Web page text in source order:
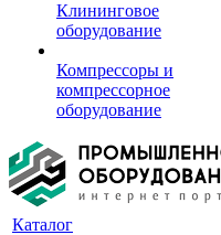
Клининговое
оборудование
Компрессоры и
компрессорное
оборудование
Каталог